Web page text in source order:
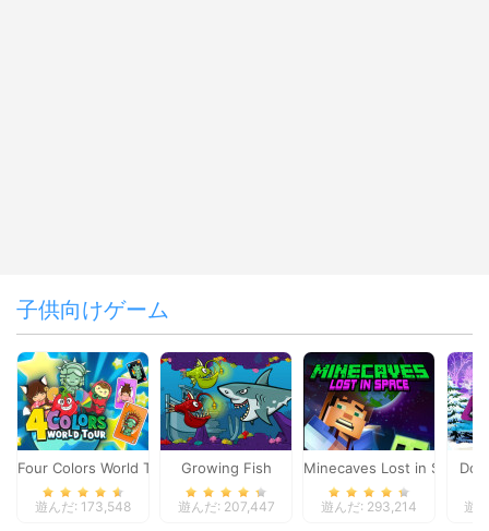
子供向けゲーム
Four Colors World Tour
遊んだ: 173,548
Growing Fish
遊んだ: 207,447
Minecaves Lost in Space
遊んだ: 293,214 遊